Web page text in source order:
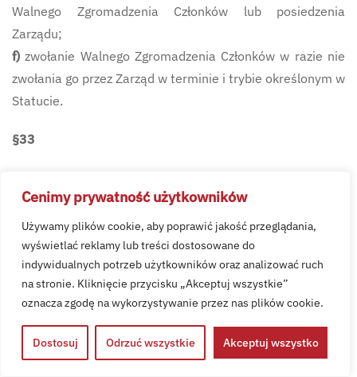
Cenimy prywatność użytkowników
Używamy plików cookie, aby poprawić jakość przeglądania,
wyświetlać reklamy lub treści dostosowane do
indywidualnych potrzeb użytkowników oraz analizować ruch
na stronie. Kliknięcie przycisku „Akceptuj wszystkie”
oznacza zgodę na wykorzystywanie przez nas plików cookie.
Dostosuj Odrzuć wszystkie Akceptuj wszystko
Walnego Zgromadzenia Członków lub posiedzenia
Zarządu;
f) zwołanie Walnego Zgromadzenia Członków w razie nie
zwołania go przez Zarząd w terminie i trybie określonym w
Statucie.
§33
mają prawo brać udział, z głosem doradczym, w
posiedzeniach Zarządu.
2. Członkowie Komisji Rewizyjnej nie mogą pełnić innych
funkcji we władzach Klubu.
3. Komisja Rewizyjna działa na podstawie uchwalonego
przez siebie regulaminu.
§34